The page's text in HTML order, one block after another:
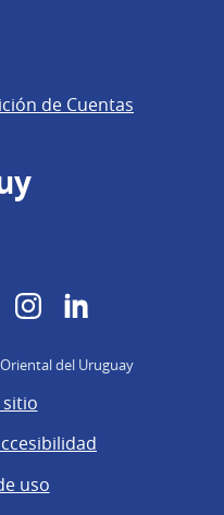
de Cuentas
Instagram
del Uruguay
sitio
uso